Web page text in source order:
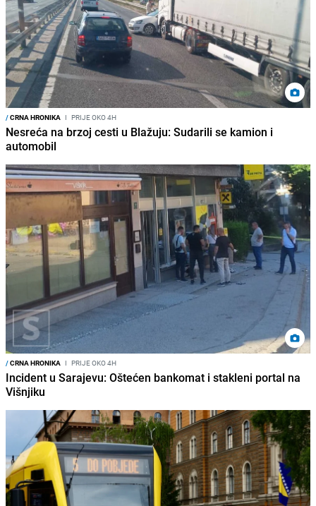
/CRNA HRONIKA I PRIJE OKO 4H
Nesreća na brzoj cesti u Blažuju: Sudarili se kamion i
automobil
/CRNA HRONIKA I PRIJE OKO 4H
Incident u Sarajevu: Oštećen bankomat i stakleni portal na
Višnjiku